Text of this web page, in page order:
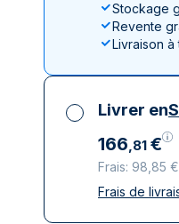
Stockage
Revente
Livraison à
Livrer en
166,81 €
Frais: 98,85
Toutes
Frais de